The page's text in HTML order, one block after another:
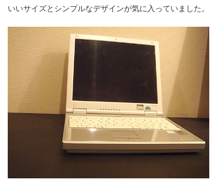
いいサイズとシンプルなデザインが気に入っていました。